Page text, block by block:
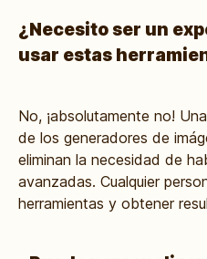
¿Necesito ser un
usar estas
No, ¡absolutamente no!
de los generadores de
eliminan la necesidad de
avanzadas. Cualquier
herramientas y obtener